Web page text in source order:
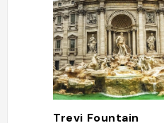
Trevi Fountain